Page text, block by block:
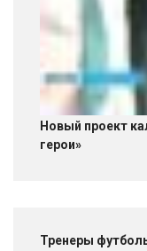
Новый проект
герои»
Тренеры